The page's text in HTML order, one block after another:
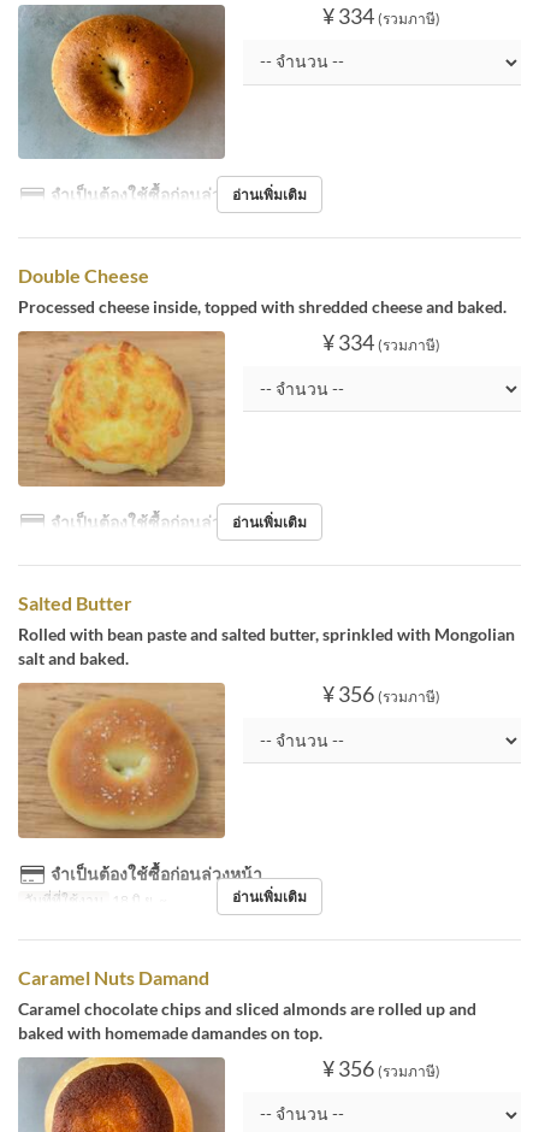
¥ 334 (รวมภาษี)
จำเป็นต้องใช้ซื้อก่อนล่วงหน้าอ่านเพิ่มเติม
Double Cheese
Processed cheese inside, topped with shredded cheese and baked.
¥ 334 (รวมภาษี)
จำเป็นต้องใช้ซื้อก่อนล่วงหน้าอ่านเพิ่มเติม
Salted Butter
Rolled with bean paste and salted butter, sprinkled with Mongolian
salt and baked.
¥ 356 (รวมภาษี)
จำเป็นต้องใช้ซื้อก่อนล่วงหน้า
วันที่ที่ใช้งาน 18 มิ.ย. ~ อ่านเพิ่มเติม
Caramel Nuts Damand
Caramel chocolate chips and sliced almonds are rolled up and
baked with homemade damandes on top.
¥ 356 (รวมภาษี)